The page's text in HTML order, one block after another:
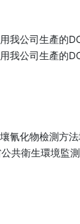
我公司生產的
我公司生產的
氰化物檢測方
共衛生環境監